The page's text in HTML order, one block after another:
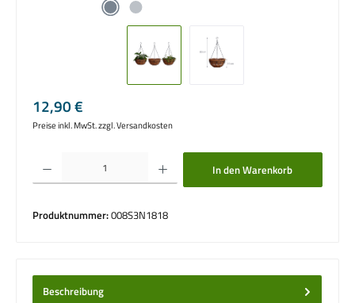
Regulärer Preis:
12,90 €
Preise inkl. MwSt. zzgl. Versandkosten
Produkt Anzahl: Gib den gewünschten Wert ein oder benutze die Schaltflächen um
In den Warenkorb
Produktnummer:008S3N1818
Beschreibung